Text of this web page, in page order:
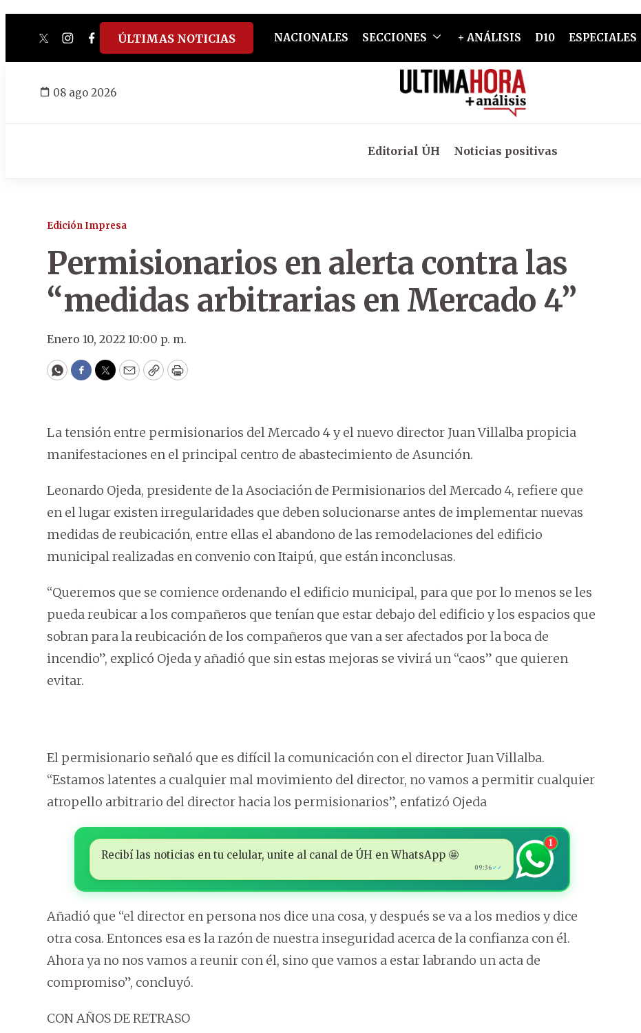
twitterinstagram
facebook
tiktokyoutube
spotify
ÚLTIMAS NOTICIAS NACIONALES SECCIONES + ANÁLISIS D10 ESPECIALES
08 ago 2026
Editorial ÚH Noticias positivas
Edición Impresa
Permisionarios en alerta contra las
“medidas arbitrarias en Mercado 4”
Enero 10, 2022 10:00 p. m.
WhatsApp
Facebook
Twitter
EmailCopyPrint
La tensión entre permisionarios del Mercado 4 y el nuevo director Juan Villalba propicia
manifestaciones en el principal centro de abastecimiento de Asunción.
Leonardo Ojeda, presidente de la Asociación de Permisionarios del Mercado 4, refiere que
en el lugar existen irregularidades que deben solucionarse antes de implementar nuevas
medidas de reubicación, entre ellas el abandono de las remodelaciones del edificio
municipal realizadas en convenio con Itaipú, que están inconclusas.
“Queremos que se comience ordenando el edificio municipal, para que por lo menos se les
pueda reubicar a los compañeros que tenían que estar debajo del edificio y los espacios que
sobran para la reubicación de los compañeros que van a ser afectados por la boca de
incendio”, explicó Ojeda y añadió que sin estas mejoras se vivirá un “caos” que quieren
evitar.
El permisionario señaló que es difícil la comunicación con el director Juan Villalba.
“Estamos latentes a cualquier mal movimiento del director, no vamos a permitir cualquier
atropello arbitrario del director hacia los permisionarios”, enfatizó Ojeda
Recibí las noticias en tu celular, unite al canal de ÚH en WhatsApp 🤩
09:36 ✓✓
1
Añadió que “el director en persona nos dice una cosa, y después se va a los medios y dice
otra cosa. Entonces esa es la razón de nuestra inseguridad acerca de la confianza con él.
Ahora ya no nos vamos a reunir con él, sino que vamos a estar labrando un acta de
compromiso”, concluyó.
CON AÑOS DE RETRASO